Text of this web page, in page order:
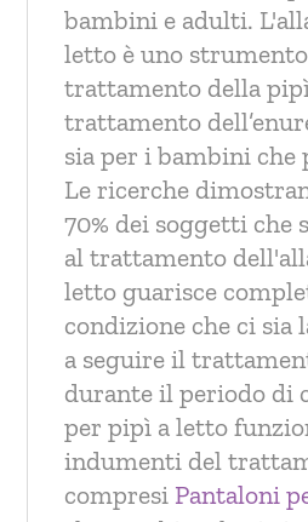
bambini e adulti.
letto è uno
trattamento della
trattamento
sia per i bambini
Le ricerche
70% dei soggetti che
al trattamento
letto guarisce
condizione che ci sia
a seguire il
durante il periodo di
per pipì a letto
indumenti del
compresi Pantaloni